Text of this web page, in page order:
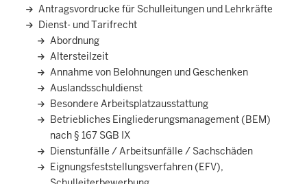
Antragsvordrucke für Schulleitungen und Lehrkräfte
Dienst- und Tarifrecht
Abordnung
Altersteilzeit
Annahme von Belohnungen und Geschenken
Auslandsschuldienst
Besondere Arbeitsplatzausstattung
Betriebliches Eingliederungsmanagement (BEM)
nach § 167 SGB IX
Dienstunfälle / Arbeitsunfälle / Sachschäden
Eignungsfeststellungsverfahren (EFV),